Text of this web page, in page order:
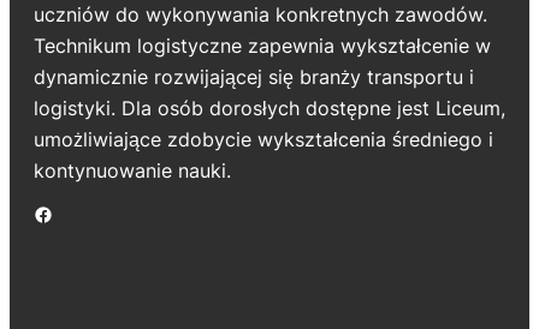
uczniów do wykonywania konkretnych zawodów.
Technikum logistyczne zapewnia wykształcenie w
dynamicznie rozwijającej się branży transportu i
logistyki. Dla osób dorosłych dostępne jest Liceum,
umożliwiające zdobycie wykształcenia średniego i
kontynuowanie nauki.